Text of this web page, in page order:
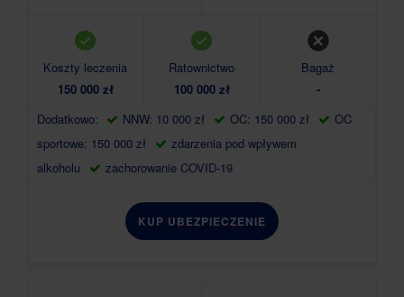
Koszty leczenia
150 000 zł
Ratownictwo
100 000 zł
Bagaż
-
Dodatkowo:
NNW: 10 000 zł OC: 150 000 zł
OC
sportowe: 150 000 zł
zdarzenia pod wpływem
alkoholu
zachorowanie COVID-19
KUP UBEZPIECZENIE